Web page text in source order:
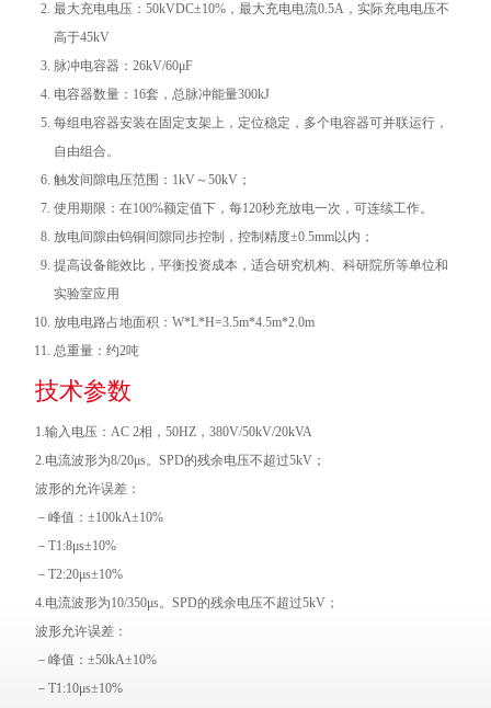
最大充电电压：50kVDC±10%，最大充电电流0.5A，实际充电电压不
高于45kV
脉冲电容器：26kV/60μF
电容器数量：16套，总脉冲能量300kJ
每组电容器安装在固定支架上，定位稳定，多个电容器可并联运行，
自由组合。
触发间隙电压范围：1kV～50kV；
使用期限：在100%额定值下，每120秒充放电一次，可连续工作。
放电间隙由钨铜间隙同步控制，控制精度±0.5mm以内；
提高设备能效比，平衡投资成本，适合研究机构、科研院所等单位和
实验室应用
放电电路占地面积：W*L*H=3.5m*4.5m*2.0m
总重量：约2吨
技术参数
1.输入电压：AC 2相，50HZ，380V/50kV/20kVA
2.电流波形为8/20μs。SPD的残余电压不超过5kV；
波形的允许误差：
－峰值：±100kA±10%
－T1:8μs±10%
－T2:20μs±10%
4.电流波形为10/350μs。SPD的残余电压不超过5kV；
波形允许误差：
－峰值：±50kA±10%
－T1:10μs±10%